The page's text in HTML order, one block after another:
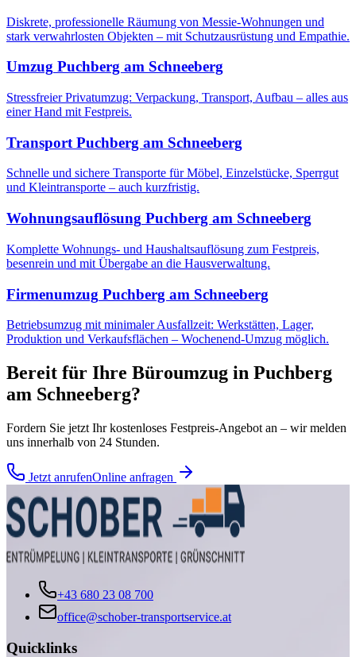
Diskrete, professionelle Räumung von Messie-Wohnungen und
stark verwahrlosten Objekten – mit Schutzausrüstung und Empathie.
Umzug Puchberg am Schneeberg
Stressfreier Privatumzug: Verpackung, Transport, Aufbau – alles aus
einer Hand mit Festpreis.
Transport Puchberg am Schneeberg
Schnelle und sichere Transporte für Möbel, Einzelstücke, Sperrgut
und Kleintransporte – auch kurzfristig.
Wohnungsauflösung Puchberg am Schneeberg
Komplette Wohnungs- und Haushaltsauflösung zum Festpreis,
besenrein und mit Übergabe an die Hausverwaltung.
Firmenumzug Puchberg am Schneeberg
Betriebsumzug mit minimaler Ausfallzeit: Werkstätten, Lager,
Produktion und Verkaufsflächen – Wochenend-Umzug möglich.
Bereit für Ihre Büroumzug in Puchberg
am Schneeberg?
Fordern Sie jetzt Ihr kostenloses Festpreis-Angebot an – wir melden
uns innerhalb von 24 Stunden.
Jetzt anrufenOnline anfragen
+43 680 23 08 700
office@schober-transportservice.at
Quicklinks